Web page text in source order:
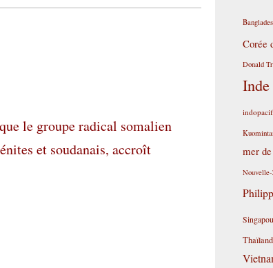
le groupe radical somalien
et soudanais, accroît
Corée
Donald
Inde
mer